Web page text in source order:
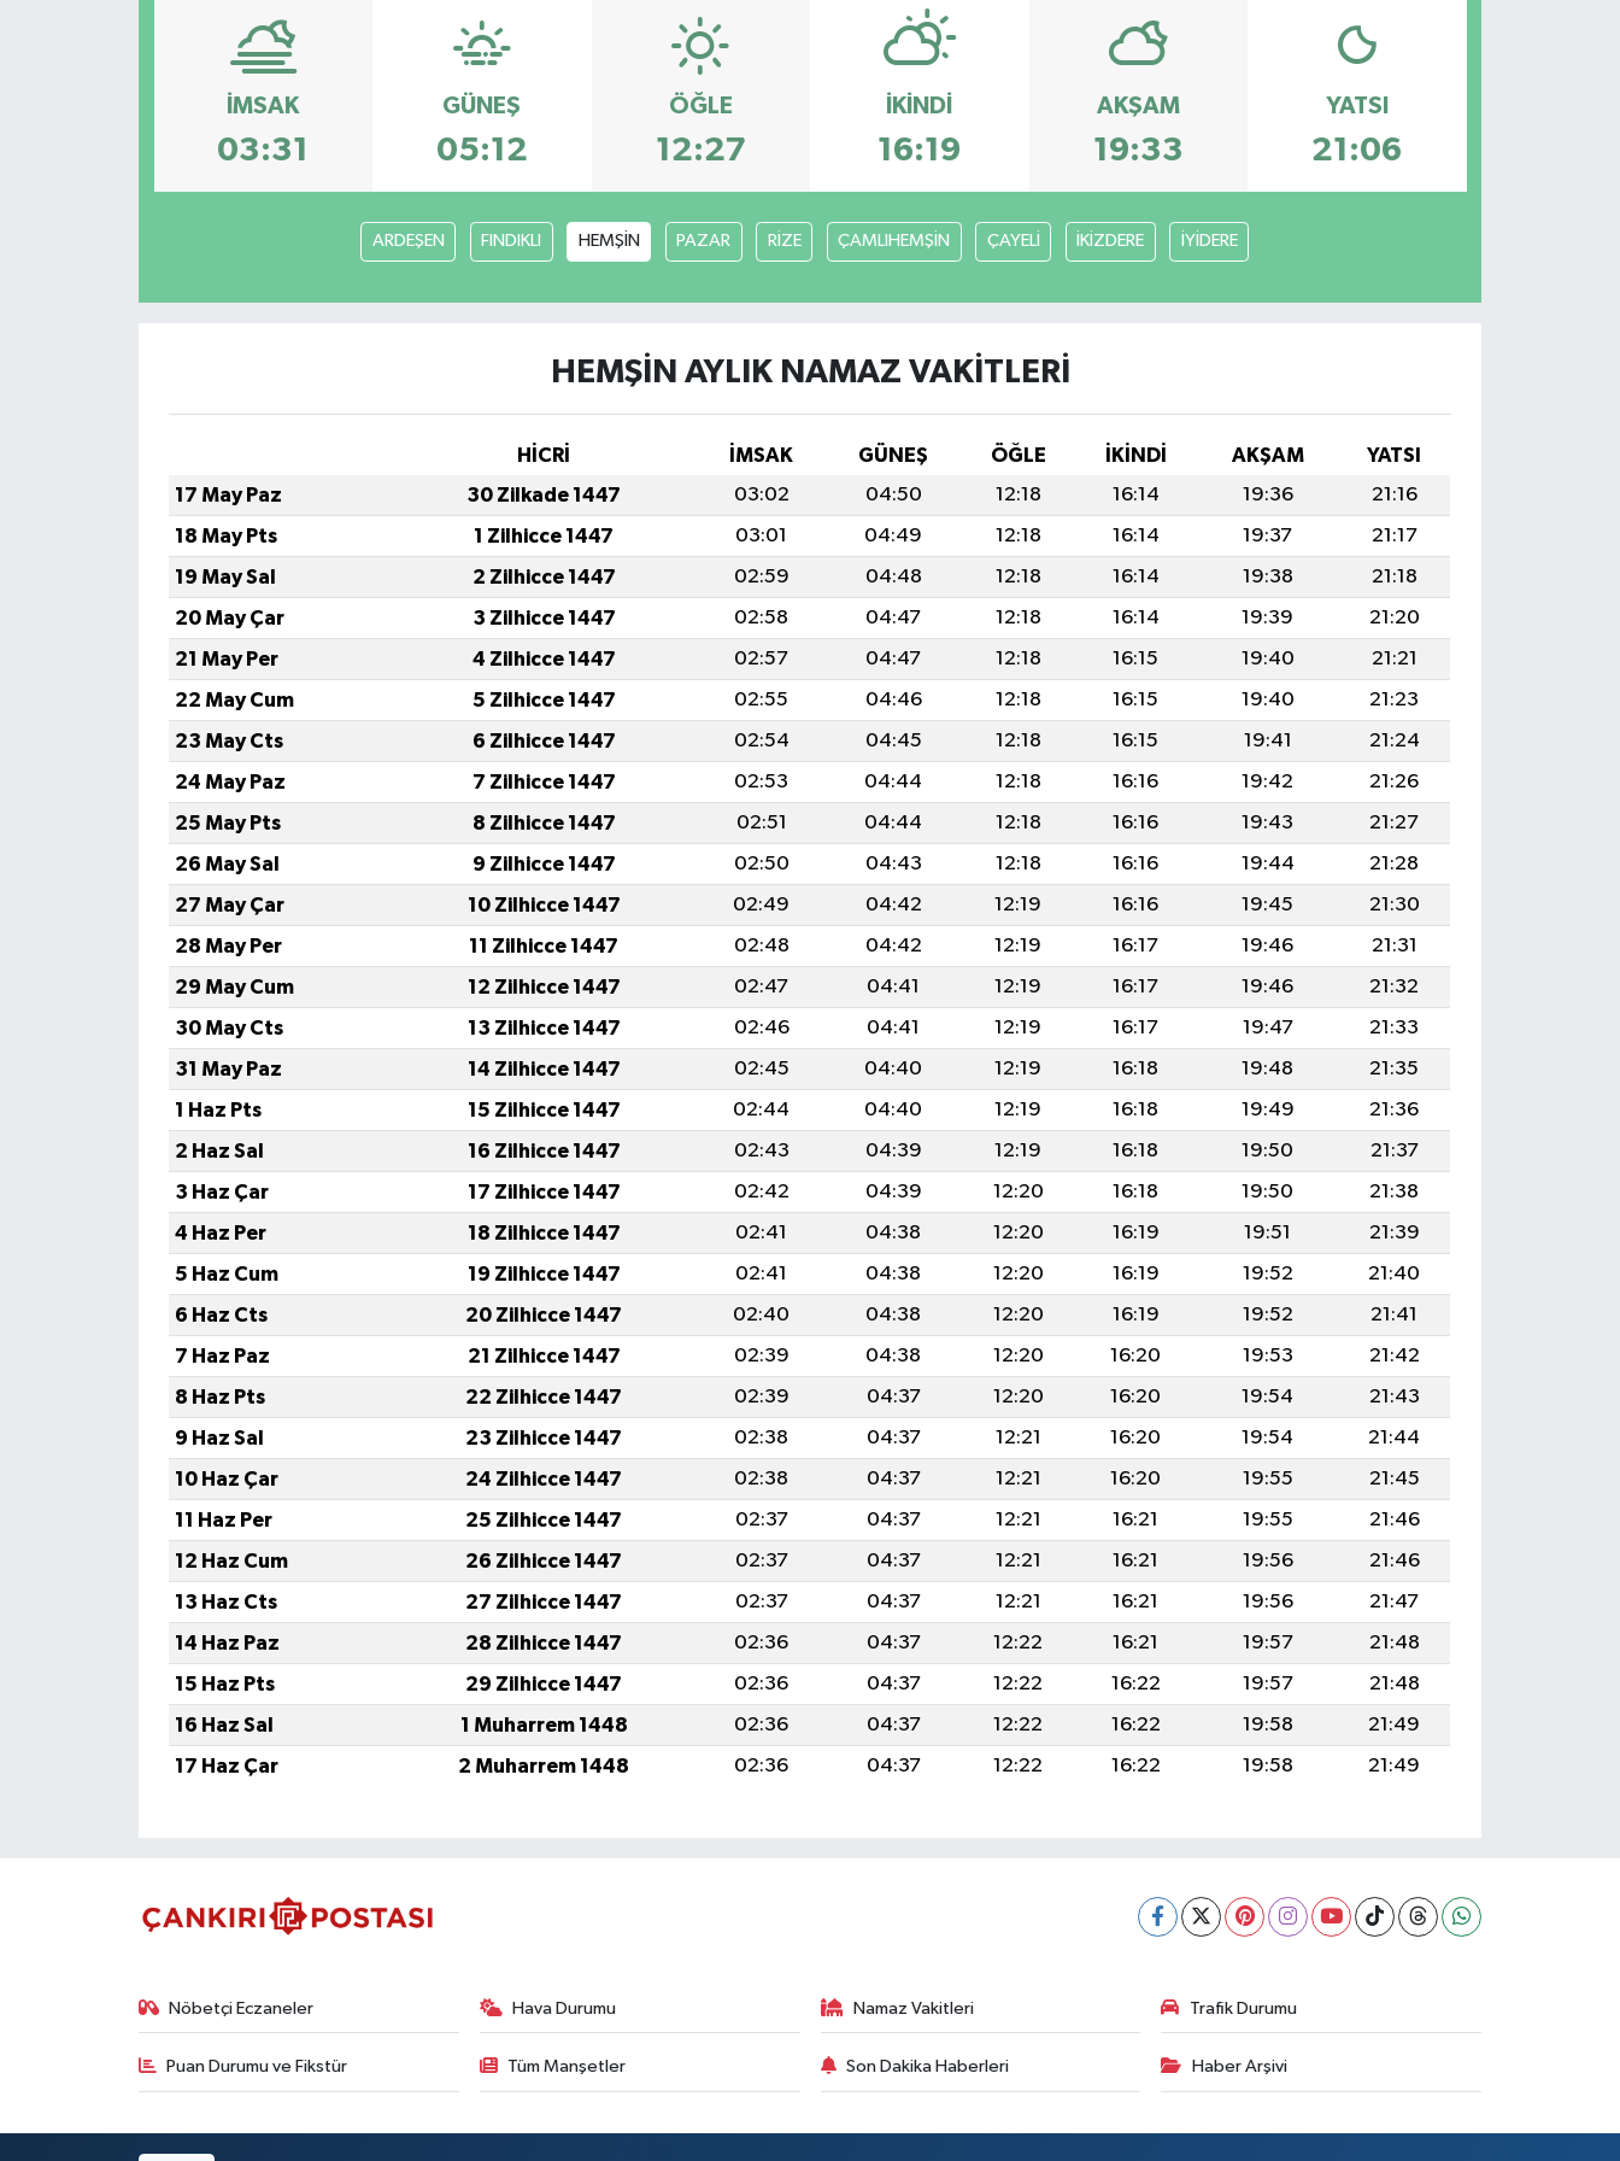
İMSAK
03:31
GÜNEŞ
05:12
ÖĞLE
12:27
İKINDI
16:19
AKŞAM
19:33
YATSI
21:06
ARDEŞEN FINDIKLI HEMŞİN PAZAR RİZE ÇAMLIHEMŞİN ÇAYELİ İKİZDERE İYİDERE
HEMŞİN AYLIK NAMAZ VAKITLERI
HİCRİ İMSAK GÜNEŞ ÖĞLE İKINDI AKŞAM
YATSI
17 May Paz
30 Zilkade 1447 03:02 04:50 12:18 16:14 19:36
21:16
18 May Pts
1 Zilhicce 1447 03:01 04:49 12:18 16:14 19:37
21:17
19 May Sal
2 Zilhicce 1447 02:59 04:48 12:18 16:14 19:38
21:18
20 May Çar
3 Zilhicce 1447 02:58 04:47 12:18 16:14 19:39
21:20
21 May Per
4 Zilhicce 1447 02:57 04:47 12:18 16:15 19:40
21:21
22 May Cum
5 Zilhicce 1447 02:55 04:46 12:18 16:15 19:40
21:23
23 May Cts
6 Zilhicce 1447 02:54 04:45 12:18 16:15 19:41
21:24
24 May Paz
7 Zilhicce 1447 02:53 04:44 12:18 16:16 19:42
21:26
25 May Pts
8 Zilhicce 1447 02:51 04:44 12:18 16:16 19:43
21:27
26 May Sal
9 Zilhicce 1447 02:50 04:43 12:18 16:16 19:44
21:28
27 May Çar
10 Zilhicce 1447 02:49 04:42 12:19 16:16 19:45
21:30
28 May Per
11 Zilhicce 1447 02:48 04:42 12:19 16:17 19:46
21:31
29 May Cum
12 Zilhicce 1447 02:47 04:41 12:19 16:17 19:46
21:32
30 May Cts
13 Zilhicce 1447 02:46 04:41 12:19 16:17 19:47
21:33
31 May Paz
14 Zilhicce 1447 02:45 04:40 12:19 16:18 19:48
21:35
1 Haz Pts
15 Zilhicce 1447 02:44 04:40 12:19 16:18 19:49
21:36
2 Haz Sal
16 Zilhicce 1447 02:43 04:39 12:19 16:18 19:50
21:37
3 Haz Çar
17 Zilhicce 1447 02:42 04:39 12:20 16:18 19:50
21:38
4 Haz Per
18 Zilhicce 1447 02:41 04:38 12:20 16:19 19:51
21:39
5 Haz Cum
19 Zilhicce 1447 02:41 04:38 12:20 16:19 19:52
21:40
6 Haz Cts
20 Zilhicce 1447 02:40 04:38 12:20 16:19 19:52
21:41
7 Haz Paz
21 Zilhicce 1447 02:39 04:38 12:20 16:20 19:53
21:42
8 Haz Pts
22 Zilhicce 1447 02:39 04:37 12:20 16:20 19:54
21:43
9 Haz Sal
23 Zilhicce 1447 02:38 04:37 12:21 16:20 19:54
21:44
10 Haz Çar
24 Zilhicce 1447 02:38 04:37 12:21 16:20 19:55
21:45
11 Haz Per
25 Zilhicce 1447 02:37 04:37 12:21 16:21 19:55
21:46
12 Haz Cum
26 Zilhicce 1447 02:37 04:37 12:21 16:21 19:56
21:46
13 Haz Cts
27 Zilhicce 1447 02:37 04:37 12:21 16:21 19:56
21:47
14 Haz Paz
28 Zilhicce 1447 02:36 04:37 12:22 16:21 19:57
21:48
15 Haz Pts
29 Zilhicce 1447 02:36 04:37 12:22 16:22 19:57
21:48
16 Haz Sal
1 Muharrem 1448 02:36 04:37 12:22 16:22 19:58
21:49
17 Haz Çar
2 Muharrem 1448 02:36 04:37 12:22 16:22 19:58 21:49
Nöbetçi Eczaneler Hava Durumu Namaz Vakitleri Trafik Durumu
Puan Durumu ve Fikstür Tüm Manşetler Son Dakika Haberleri Haber Arşivi